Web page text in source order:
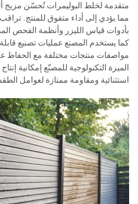
متقدمة لخلط البوليمرات تُحسّن مزيج
مما يؤدي إلى أداء متفوق للمنتج.
بأدوات قياس الليزر وأنظمة الفحص
كما يستخدم المصنع عمليات تصنيع
مواصفات منتجات مختلفة مع الحفاظ
الميزة التكنولوجية للمصنّع إمكانية
استثنائية ومقاومة ممتازة لعوامل